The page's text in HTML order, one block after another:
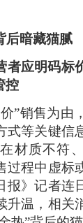
后暗藏猫腻
者应明码标
控
”销售为由
式等关键信
材质不符
过程中虚标
》记者连
升温，相关